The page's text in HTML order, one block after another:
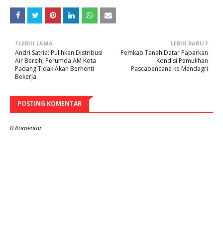
LEBIH BARU
Pemkab Tanah Datar Paparkan
Kondisi Pemulihan
Pascabencana ke Mendagri
LEBIH LAMA
Andri Satria: Pulihkan Distribusi
Air Bersih, Perumda AM Kota
Padang Tidak Akan Berhenti
Bekerja
POSTING KOMENTAR
0 Komentar